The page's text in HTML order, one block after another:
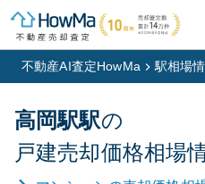
不動産AI査定HowMa 駅相場
高岡駅駅の
戸建売却価格相場